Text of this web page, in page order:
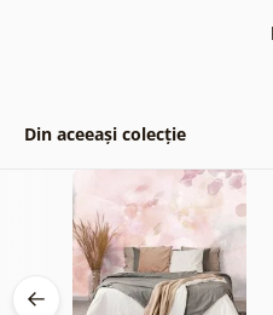
Din aceeași colecție